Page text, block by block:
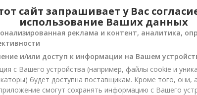
сайт запрашивает у Вас
использование Ваших данных
реклама и контент, аналитика,
и/или доступ к информации на Вашем
с Вашего устройства (например, файлы cookie и
будет доступна поставщикам. Кроме того, они,
смогут сохранять информацию с Вашего